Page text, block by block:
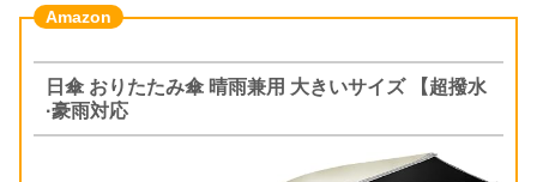
日傘 おりたたみ傘 晴雨兼用 大きいサイズ 【超撥水
·豪雨対応